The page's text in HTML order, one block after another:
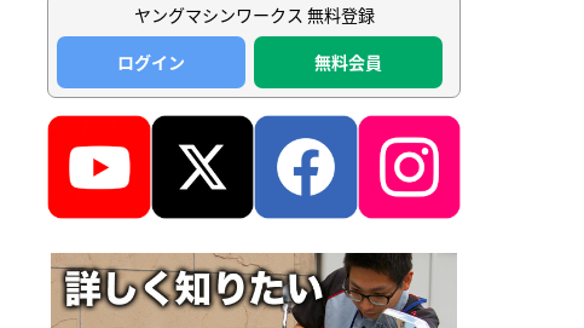
ヤングマシンワークス 無料登録
ログイン
無料会員